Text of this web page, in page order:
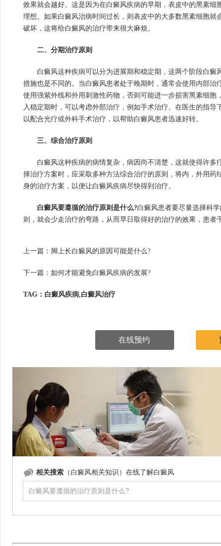
效果就会越好。这是因为在白癜风疾病的早期，表皮中的黑素细
理想。如果白癜风治病时间过长，则表皮中的大多数黑素细胞就
破坏，这将给白癜风的治疗带来很大麻烦。
二、分期治疗原则
白癜风这种疾病可以分为进展期和稳定期，这两个阶段白癜
措施也是不同的。当白癜风患者处于晚期时，通常会使用内部治
使用强紫外线和外用刺激性药物，否则可能进一步损害黑素细胞
入稳定期时，可以考虑外部治疗，例如手术治疗。在医生的指
以配合光疗或外科手术治疗，以帮助白癜风患者迅速好转。
三、综合治疗原则
白癜风这种疾病的病情复杂，病因尚不清楚，这就使得许多
择治疗方案时，应采取多种方法综合治疗的原则，将内，外用药
身的治疗方案，以便让白癜风疾病尽快得到治疗。
白癜风要遵循的治疗原则是什么?白癜风患者要尽量选择科
则，就会少走治疗的弯路，从而早日取得好的治疗的效果，患者
上一篇： 脚上长白癜风的原因可能是什么?
下一篇：如何才能避免白癜风疾病的发展?
TAG：白癜风疾病,白癜风治疗
在线预约
相关搜索 （白癜风相关知识）在线了解白癜风